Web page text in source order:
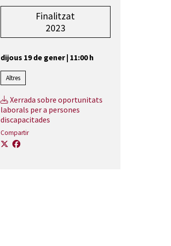
Finalitzat
2023
dijous 19 de gener| 11:00 h
Altres
Xerrada sobre oportunitats
laborals per a persones
discapacitades
Compartir